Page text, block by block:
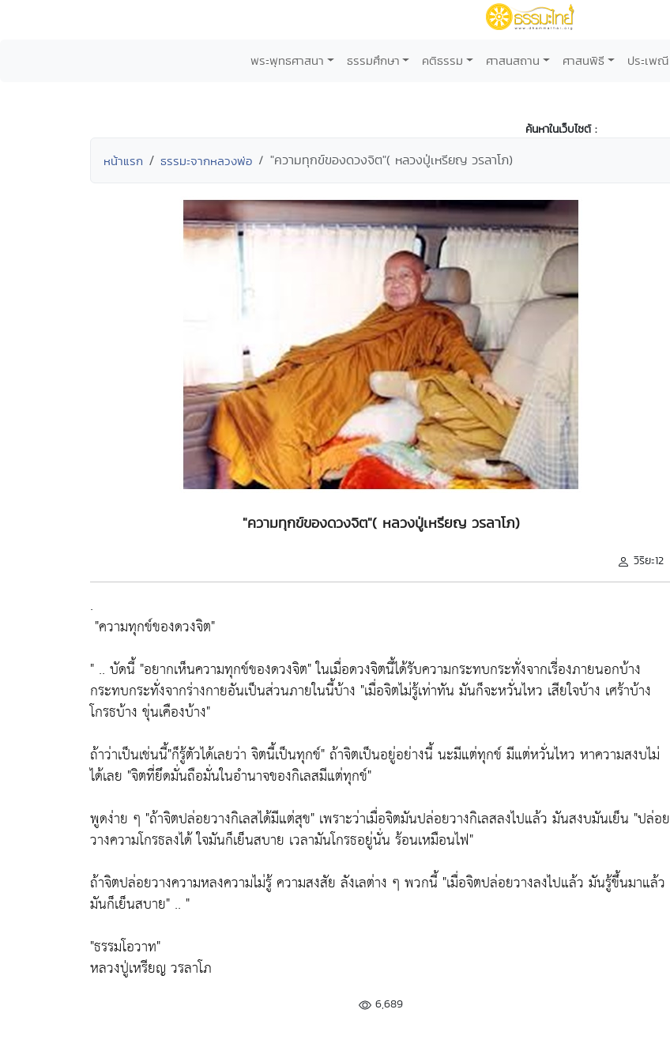
พระพุทธศาสนา ธรรมศึกษา คติธรรม ศาสนสถาน ศาสนพิธี ประเพณี
ค้นหาในเว็บไซต์ :
หน้าแรก ธรรมะจากหลวงพ่อ "ความทุกข์ของดวงจิต"( หลวงปู่เหรียญ วรลาโภ)
"ความทุกข์ของดวงจิต"( หลวงปู่เหรียญ วรลาโภ)
วิริยะ12
.
"ความทุกข์ของดวงจิต"
" .. บัดนี้ "อยากเห็นความทุกข์ของดวงจิต"ในเมื่อดวงจิตนี้ได้รับความกระทบกระทั่งจากเรี่องภายนอกบ้าง
กระทบกระทั่งจากร่างกายอันเป็นส่วนภายในนี้บ้าง "เมื่อจิตไม่รู้เท่าทัน มันก็จะหวั่นไหว เสียใจบ้าง เศร้าบ้าง
โกรธบ้าง ขุ่นเคืองบ้าง"
ถ้าว่าเป็นเช่นนี้"ก็รู้ตัวได้เลยว่า จิตนี้เป็นทุกข์"ถ้าจิตเป็นอยู่อย่างนี้ นะมีแต่ทุกข์ มีแต่หวั่นไหว หาความสงบไม่
ได้เลย "จิตที่ยึดมั่นถือมั่นในอำนาจของกิเลสมีแต่ทุกข์"
พูดง่าย ๆ "ถ้าจิตปล่อยวางกิเลสได้มีแต่สุข" เพราะว่าเมื่อจิตมันปล่อยวางกิเลสลงไปแล้ว มันสงบมันเย็น "ปล่อย
วางความโกรธลงได้ ใจมันก็เย็นสบาย เวลามันโกรธอยู่นั่น ร้อนเหมือนไฟ"
ถ้าจิตปล่อยวางความหลงความไม่รู้ ความสงสัย ลังเลต่าง ๆ พวกนี้ "เมื่อจิตปล่อยวางลงไปแล้ว มันรู้ขึ้นมาแล้ว
มันก็เย็นสบาย" .. "
"ธรรมโอวาท"
หลวงปู่เหรียญ วรลาโภ
6,689